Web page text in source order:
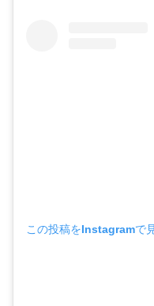
この投稿をInstagramで